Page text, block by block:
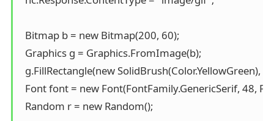
  Bitmap b = new Bitmap(200, 60);
  Graphics g = Graphics.FromImage(b);
g.FillRectangle(new SolidBrush(Color.YellowGreen), 0,
Font font = new Font(FontFamily.GenericSerif, 48,
  Random r = new Random();